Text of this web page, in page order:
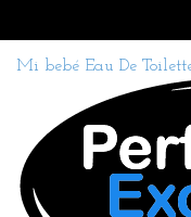
Mi bebé Eau De